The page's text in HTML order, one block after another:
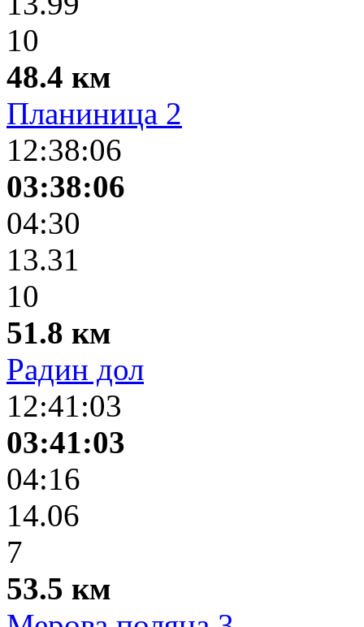
10
48.4 км
Планиница 2
12:38:06
03:38:06
04:30
13.31
10
51.8 км
Радин дол
12:41:03
03:41:03
04:16
14.06
7
53.5 км